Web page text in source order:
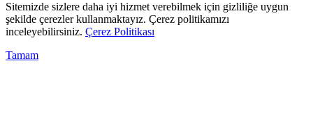
Sitemizde sizlere daha iyi hizmet verebilmek için gizliliğe uygun
şekilde çerezler kullanmaktayız. Çerez politikamızı
inceleyebilirsiniz. Çerez Politikası
Tamam